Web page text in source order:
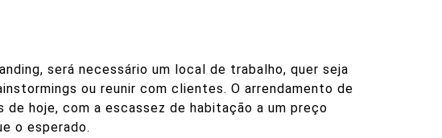
será necessário um local de trabalho, quer seja
ou reunir com clientes. O arrendamento de
hoje, com a escassez de habitação a um preço
o esperado.